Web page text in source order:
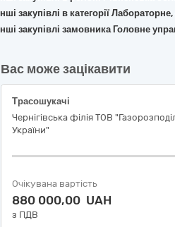
Інші закупівлі в категорії
Інші закупівлі замовника Головне
Вас може зацікавити
Трасошукачі
Чернігівська філія ТОВ
України"
Очікувана вартість
880 000,00 UAH
з ПДВ